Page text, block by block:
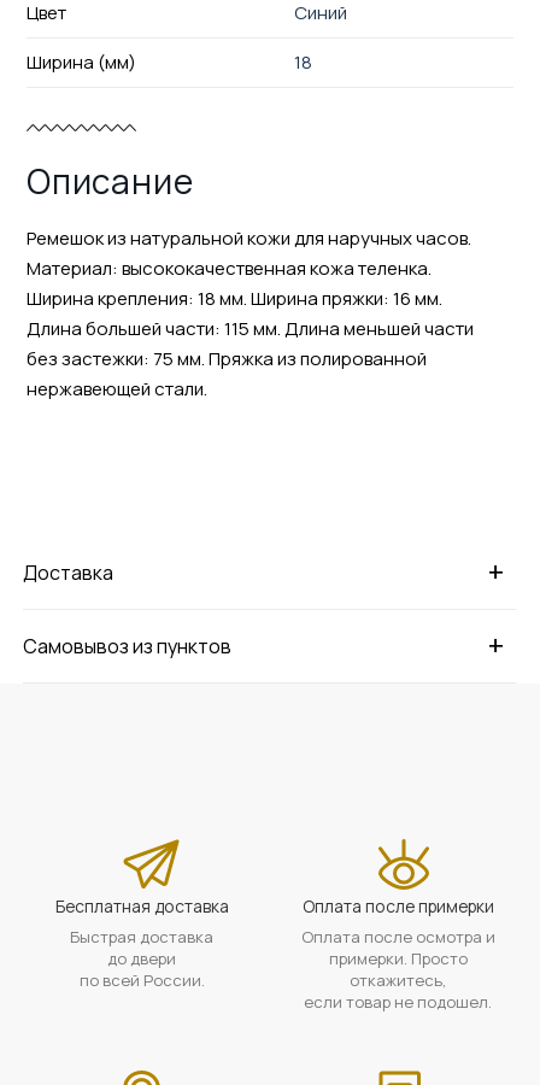
Цвет
Синий
Ширина (мм)
18
Описание
Ремешок из натуральной кожи для наручных часов.
Материал: высококачественная кожа теленка.
Ширина крепления: 18 мм. Ширина пряжки: 16 мм.
Длина большей части: 115 мм. Длина меньшей части
без застежки: 75 мм. Пряжка из полированной
нержавеющей стали.
+
Доставка
+
Самовывоз из пунктов
Бесплатная доставка
Быстрая доставка
до двери
по всей России.
Оплата после примерки
Оплата после осмотра и
примерки. Просто
откажитесь,
если товар не подошел.